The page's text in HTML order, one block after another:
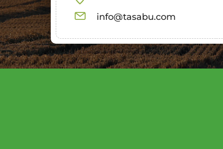
info@tasabu.com